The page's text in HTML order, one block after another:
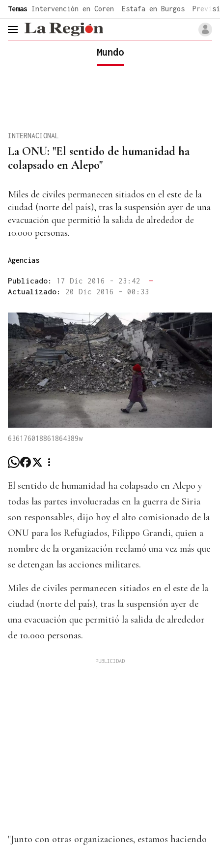
common.go-to-content
Temas Intervención en Coren Estafa en Burgos
header.menu.open
Mundo
La ONU: "El sentido de humanidad ha
colapsado en Alepo"
INTERNACIONAL
Miles de civiles permanecen sitiados en el este de la
ciudad (norte del país), tras la suspensión ayer de una
evacuación que permitió la salida de alrededor de
10.000 personas.
Agencias
Publicado: 17 Dic 2016 - 23:42
—
Actualizado: 20 Dic 2016 - 00:33
636176018861864389w
El sentido de humanidad ha colapsado en Alepo y
todas las partes involucradas en la guerra de Siria
son responsables, dijo hoy el alto comisionado de la
ONU para los Refugiados, Filippo Grandi, quien a
nombre de la organización reclamó una vez más que
se detengan las acciones militares.
Miles de civiles permanecen sitiados en el este de la
ciudad (norte del país), tras la suspensión ayer de
una evacuación que permitió la salida de alrededor
de 10.000 personas.
"Junto con otras organizaciones, estamos haciendo